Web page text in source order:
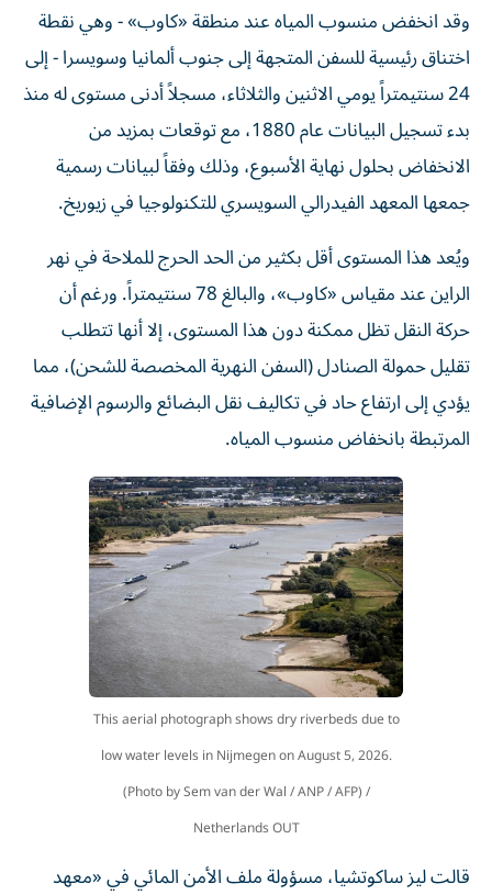
وقد انخفض منسوب المياه عند منطقة «كاوب» - وهي نقطة
اختناق رئيسية للسفن المتجهة إلى جنوب ألمانيا وسويسرا - إلى
24 سنتيمتراً يومي الاثنين والثلاثاء، مسجلاً أدنى مستوى له منذ
بدء تسجيل البيانات عام 1880، مع توقعات بمزيد من
الانخفاض بحلول نهاية الأسبوع، وذلك وفقاً لبيانات رسمية
جمعها المعهد الفيدرالي السويسري للتكنولوجيا في زيوريخ.
ويُعد هذا المستوى أقل بكثير من الحد الحرج للملاحة في نهر
الراين عند مقياس «كاوب»، والبالغ 78 سنتيمتراً. ورغم أن
حركة النقل تظل ممكنة دون هذا المستوى، إلا أنها تتطلب
تقليل حمولة الصنادل (السفن النهرية المخصصة للشحن)، مما
يؤدي إلى ارتفاع حاد في تكاليف نقل البضائع والرسوم الإضافية
المرتبطة بانخفاض منسوب المياه.
This aerial photograph shows dry riverbeds due to
low water levels in Nijmegen on August 5, 2026.
(Photo by Sem van der Wal / ANP / AFP) /
Netherlands OUT
قالت ليز ساكوتشيا، مسؤولة ملف الأمن المائي في «معهد